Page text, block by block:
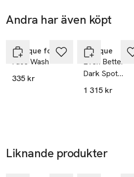
omedelbart mer vaken och mindre
första ålderstecknen synligt
SKU: 90237316
Andra har även köpt
Clinique for Men
Face Wash
335 kr
Clinique
Even Better
Dark Spot
Clearing Serum
1 315 kr
Liknande produkter